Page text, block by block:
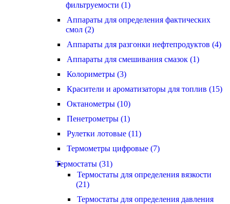
фильтруемости (1)
Аппараты для определения фактических
смол (2)
Аппараты для разгонки нефтепродуктов (4)
Аппараты для смешивания смазок (1)
Колориметры (3)
Красители и ароматизаторы для топлив (15)
Октанометры (10)
Пенетрометры (1)
Рулетки лотовые (11)
Термометры цифровые (7)
Термостаты (31)
Термостаты для определения вязкости
(21)
Термостаты для определения давления